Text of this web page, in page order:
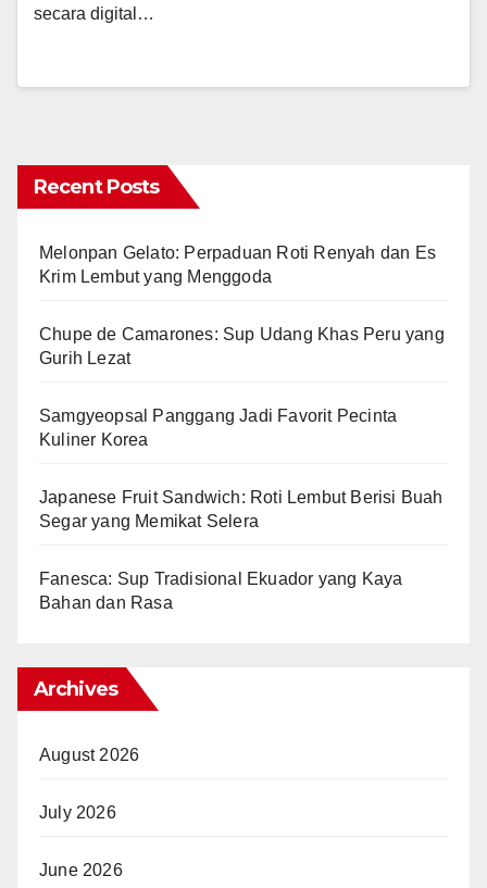
secara digital…
Recent Posts
Melonpan Gelato: Perpaduan Roti Renyah dan Es
Krim Lembut yang Menggoda
Chupe de Camarones: Sup Udang Khas Peru yang
Gurih Lezat
Samgyeopsal Panggang Jadi Favorit Pecinta
Kuliner Korea
Japanese Fruit Sandwich: Roti Lembut Berisi Buah
Segar yang Memikat Selera
Fanesca: Sup Tradisional Ekuador yang Kaya
Bahan dan Rasa
Archives
August 2026
July 2026
June 2026